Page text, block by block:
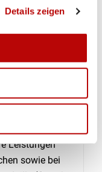
Details zeigen
der Kategorie
(Max
Leistungen
sowie bei